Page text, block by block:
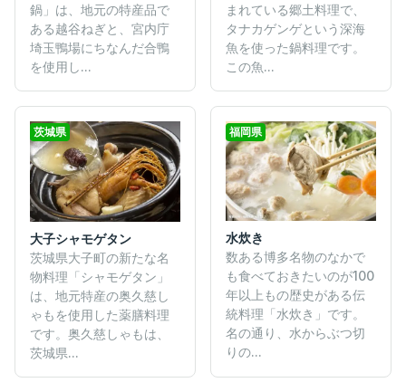
鍋」は、地元の特産品で
ある越谷ねぎと、宮内庁
埼玉鴨場にちなんだ合鴨
を使用し...
まれている郷土料理で、
タナカゲンゲという深海
魚を使った鍋料理です。
この魚...
茨城県
大子シャモゲタン
茨城県大子町の新たな名
物料理「シャモゲタン」
は、地元特産の奥久慈し
ゃもを使用した薬膳料理
です。奥久慈しゃもは、
茨城県...
福岡県
水炊き
数ある博多名物のなかで
も食べておきたいのが100
年以上もの歴史がある伝
統料理「水炊き」です。
名の通り、水からぶつ切
りの...